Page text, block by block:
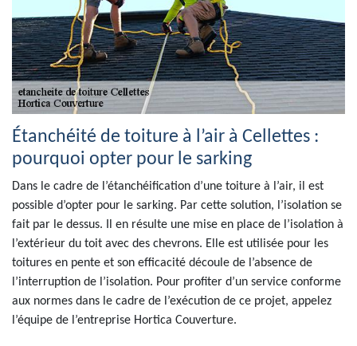
Étanchéité de toiture à l’air à Cellettes :
pourquoi opter pour le sarking
Dans le cadre de l’étanchéification d’une toiture à l’air, il est
possible d’opter pour le sarking. Par cette solution, l’isolation se
fait par le dessus. Il en résulte une mise en place de l’isolation à
l’extérieur du toit avec des chevrons. Elle est utilisée pour les
toitures en pente et son efficacité découle de l’absence de
l’interruption de l’isolation. Pour profiter d’un service conforme
aux normes dans le cadre de l’exécution de ce projet, appelez
l’équipe de l’entreprise Hortica Couverture.